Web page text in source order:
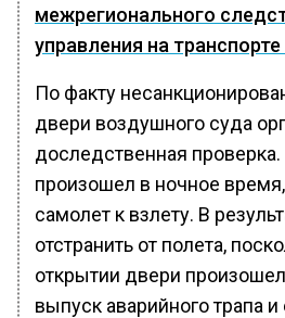
межрегионального
управления на
По факту
двери воздушного суда
доследственная
произошел в ночное
самолет к взлету. В
отстранить от полета,
открытии двери
выпуск аварийного трапа